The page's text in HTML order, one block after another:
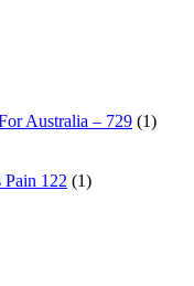
Australia – 729 (1)
122 (1)